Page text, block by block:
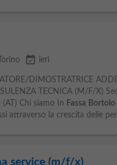
Torino event_available ieri
DIMOSTRATRICE
TECNICA (M/F/X)
Chi siamo In Fassa Bortolo
attraverso la crescita delle
service (m/f/x)